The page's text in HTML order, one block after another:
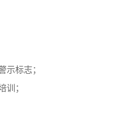
示标志；
训；